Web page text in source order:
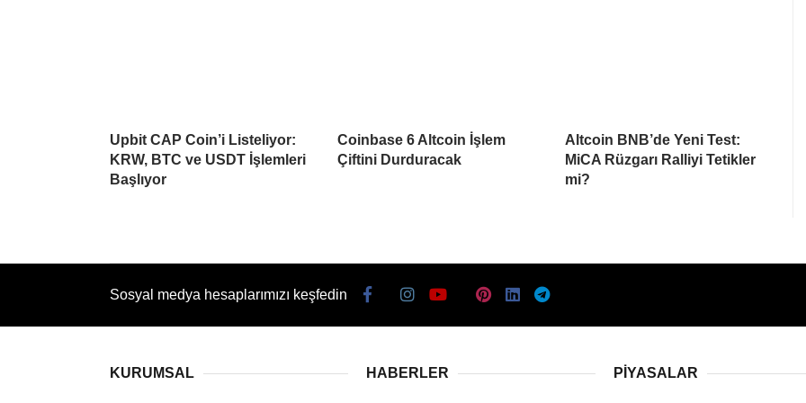
Upbit CAP Coin’i Listeliyor:
KRW, BTC ve USDT İşlemleri
Başlıyor
Coinbase 6 Altcoin İşlem
Çiftini Durduracak
Altcoin BNB’de Yeni Test:
MiCA Rüzgarı Ralliyi Tetikler
mi?
Sosyal medya hesaplarımızı keşfedin
KURUMSAL HABERLER PIYASALAR